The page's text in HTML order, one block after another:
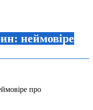
неймовіре